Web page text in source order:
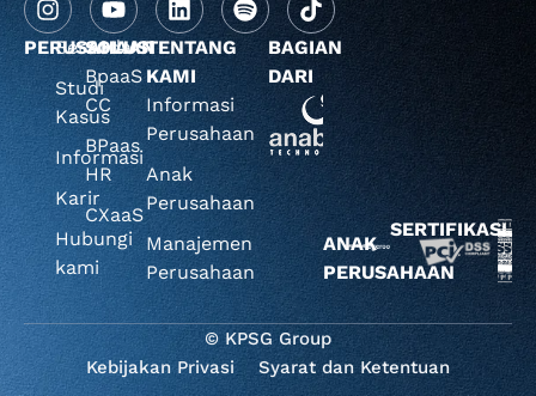
PERUSAHAAN
Beranda
Studi
Kasus
Informasi
Karir
Hubungi
kami
TENTANG
KAMI
Informasi
Perusahaan
Anak
Perusahaan
Manajemen
Perusahaan
SOLUSI
BpaaS
CC
BPaas
HR
CXaaS
BAGIAN
DARI
ANAK
PERUSAHAAN
SERTIFIKASI
© KPSG Group
Kebijakan Privasi
Syarat dan Ketentuan